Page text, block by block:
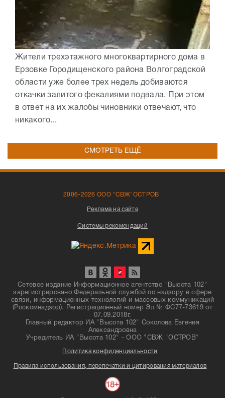
Жители трехэтажного многоквартирного дома в
Ерзовке Городищенского района Волгоградской
области уже более трех недель добиваются
откачки залитого фекалиями подвала. При этом
в ответ на их жалобы чиновники отвечают, что
никакого...
СМОТРЕТЬ ЕЩЁ
2006-2026 ООО "СВЖ"ОСТРОВ"
Реклама на сайте
Системы рекомендаций
Сетевое издание Информационное агентство "Высота 102"
зарегистрировано Федеральной службой по надзору в сфере
связи, информационных технологий и массовых коммуникаций
(Роскомнадзор). Регистрационный номер Эл № ФС77-73619 от
07.09.2018г.
Главный редактор ИА "Высота 102" Соколова Евгения
Александровна
Учредитель ИА "Высота 102" - ООО "СВЖ "ОСТРОВ"
Политика конфиденциальности
Правила использования, перепечатки и цитирования материалов